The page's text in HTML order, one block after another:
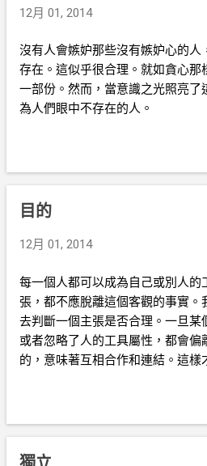
12月 01, 2014
沒有人會嫉妒那些沒有嫉妒心的人
存在。這似乎很合理。就如貪心那
一部份。然而，當意識之光照亮了
為人們眼中不存在的人。
目的
12月 01, 2014
每一個人都可以成為自己或別人的
張，都不應脫離這個客觀的事實。
去判斷一個主張是否合理。一旦某
或者忽略了人的工具屬性，都會偏
的，意味著互相合作和連結。這樣